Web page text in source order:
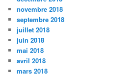
novembre 2018
septembre 2018
juillet 2018
juin 2018
mai 2018
avril 2018
mars 2018